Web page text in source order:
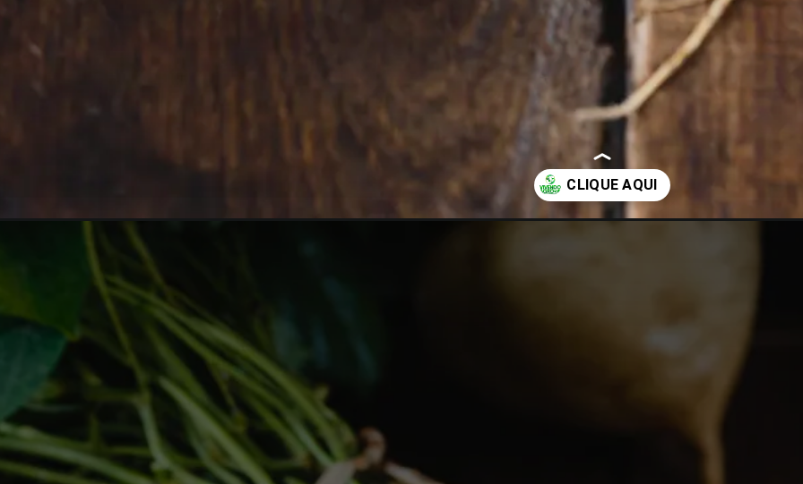
https://vivendoagro.com.br/como-plantar-inhame-em-casa-da-forma-mais-simples.html